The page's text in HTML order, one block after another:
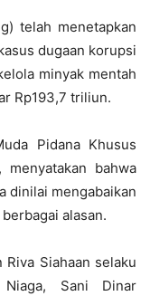
telah menetapkan
dugaan korupsi
minyak mentah
Rp193,7 triliun.
Pidana Khusus
menyatakan bahwa
dinilai mengabaikan
alasan.
Siahaan selaku
Sani Dinar